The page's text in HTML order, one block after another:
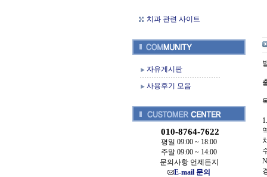
치과 관련 사이트
자유게시판
사용후기 모음
010-8764-7622
평일 09:00 ~ 18:00
주말 09:00 ~ 14:00
문의사항 언제든지
E-mail 문의